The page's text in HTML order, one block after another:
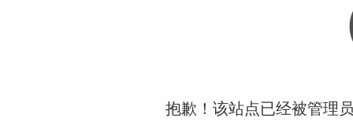
抱歉！该站点已经被管理